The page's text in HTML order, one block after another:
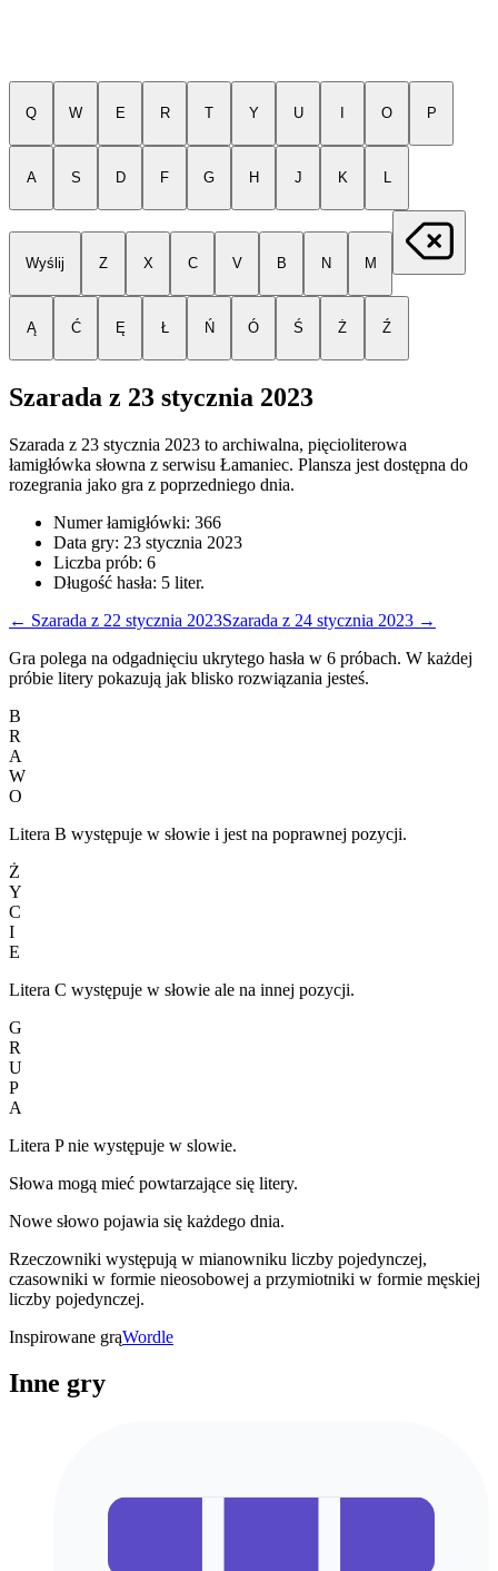
Q W E R T Y U O P
A S D F G H J K L
Wyślij Z X C V B N M
Ą Ć Ę Ł Ń Ó Ś Ż Ź
Szarada z 23 stycznia 2023
Szarada z 23 stycznia 2023 to archiwalna, pięcioliterowa
łamigłówka słowna z serwisu Łamaniec. Plansza jest dostępna do
rozegrania jako gra z poprzedniego dnia.
Numer łamigłówki: 366
Data gry: 23 stycznia 2023
Liczba prób: 6
Długość hasła: 5 liter.
← Szarada z 22 stycznia 2023Szarada z 24 stycznia 2023 →
Gra polega na odgadnięciu ukrytego hasła w 6 próbach. W każdej
próbie litery pokazują jak blisko rozwiązania jesteś.
B
R
A
W
O
Litera B występuje w słowie i jest na poprawnej pozycji.
Ż
Y
C
I
E
Litera C występuje w słowie ale na innej pozycji.
G
R
U
P
A
Litera P nie występuje w slowie.
Słowa mogą mieć powtarzające się litery.
Nowe słowo pojawia się każdego dnia.
Rzeczowniki występują w mianowniku liczby pojedynczej,
czasowniki w formie nieosobowej a przymiotniki w formie męskiej
liczby pojedynczej.
Inspirowane grąWordle
Inne gry